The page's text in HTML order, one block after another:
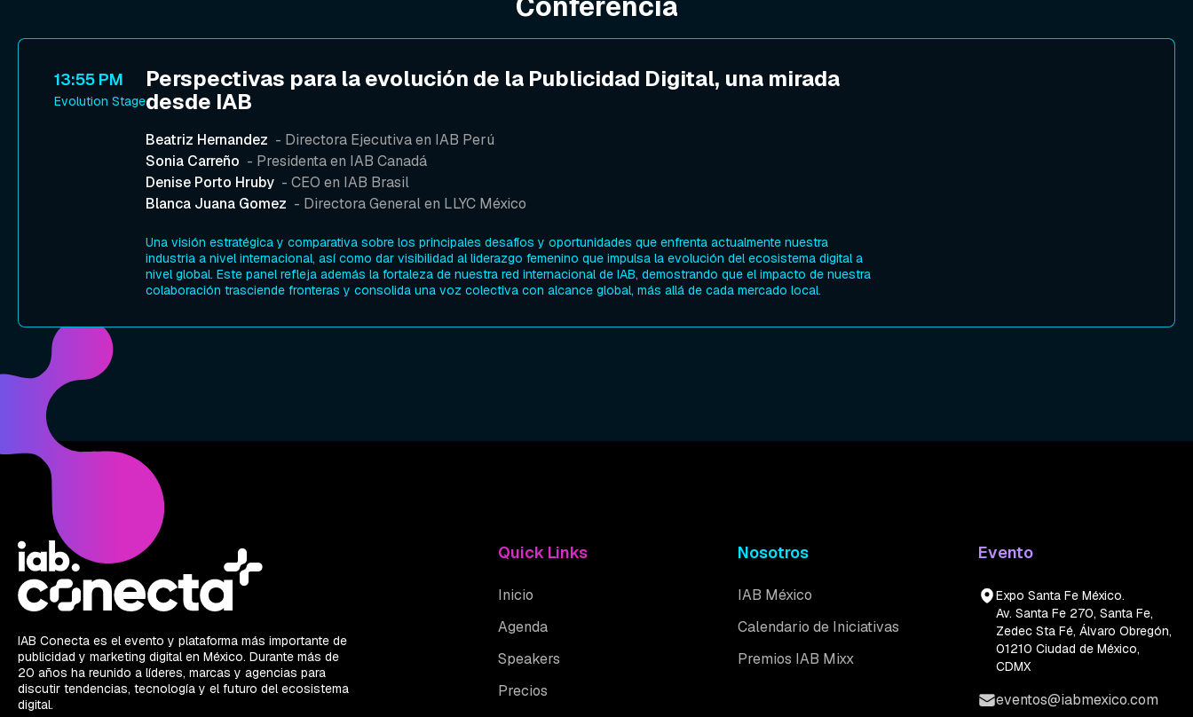
13:55 PM
Evolution Stage
Perspectivas para la evolución de la Publicidad Digital, una mirada
desde IAB
Beatriz Hernandez - Directora Ejecutiva en IAB Perú
Sonia Carreño - Presidenta en IAB Canadá
Denise Porto Hruby - CEO en IAB Brasil
Blanca Juana Gomez - Directora General en LLYC México
Una visión estratégica y comparativa sobre los principales desafíos y oportunidades que enfrenta actualmente nuestra
industria a nivel internacional, así como dar visibilidad al liderazgo femenino que impulsa la evolución del ecosistema digital a
nivel global. Este panel refleja además la fortaleza de nuestra red internacional de IAB, demostrando que el impacto de nuestra
colaboración trasciende fronteras y consolida una voz colectiva con alcance global, más allá de cada mercado local.
IAB Conecta es el evento y plataforma más importante de
publicidad y marketing digital en México. Durante más de
20 años ha reunido a líderes, marcas y agencias para
discutir tendencias, tecnología y el futuro del ecosistema
digital.
Quick Links
Inicio
Agenda
Speakers
Precios
Nosotros
IAB México
Calendario de Iniciativas
Premios IAB Mixx
Evento
Expo Santa Fe México.
Av. Santa Fe 270, Santa Fe,
Zedec Sta Fé, Álvaro Obregón,
01210 Ciudad de México,
CDMX
eventos@iabmexico.com